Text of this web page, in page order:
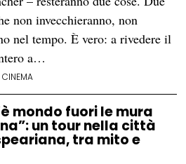
non invecchieranno, non
nel tempo. È vero: a rivedere il
a…
CINEMA
mondo fuori le mura
un tour nella città
tra mito e